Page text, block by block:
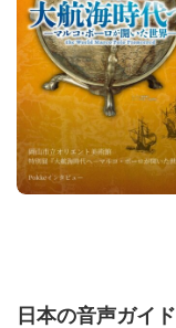
日本の音声ガイド